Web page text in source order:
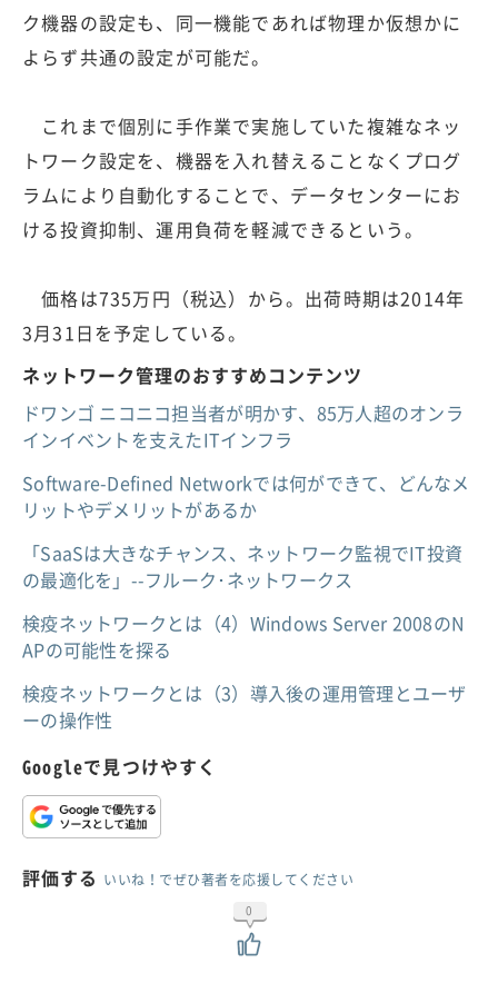
ク機器の設定も、同一機能であれば物理か仮想かに
よらず共通の設定が可能だ。
これまで個別に手作業で実施していた複雑なネッ
トワーク設定を、機器を入れ替えることなくプログ
ラムにより自動化することで、データセンターにお
ける投資抑制、運用負荷を軽減できるという。
価格は735万円（税込）から。出荷時期は2014年
3月31日を予定している。
ネットワーク管理のおすすめコンテンツ
ドワンゴ ニコニコ担当者が明かす、85万人超のオンラ
インイベントを支えたITインフラ
Software-Defined Networkでは何ができて、どんなメ
リットやデメリットがあるか
「SaaSは大きなチャンス、ネットワーク監視でIT投資
の最適化を」--フルーク･ネットワークス
検疫ネットワークとは（4）Windows Server 2008のN
APの可能性を探る
検疫ネットワークとは（3）導入後の運用管理とユーザ
ーの操作性
Googleで見つけやすく
評価する いいね！でぜひ著者を応援してください
0